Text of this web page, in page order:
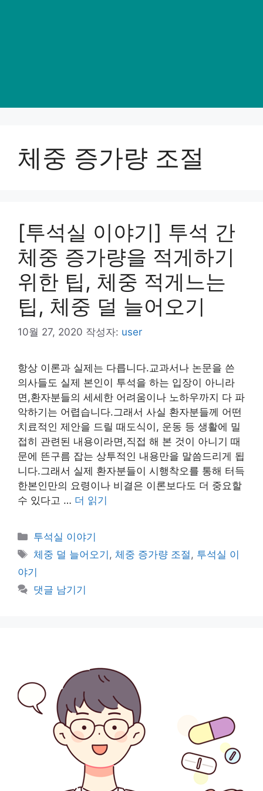
체중 증가량 조절
[투석실 이야기] 투석 간
체중 증가량을 적게하기
위한 팁, 체중 적게느는
팁, 체중 덜 늘어오기
10월 27, 2020 작성자: user
항상 이론과 실제는 다릅니다.교과서나 논문을 쓴
의사들도 실제 본인이 투석을 하는 입장이 아니라
면,환자분들의 세세한 어려움이나 노하우까지 다 파
악하기는 어렵습니다.그래서 사실 환자분들께 어떤
치료적인 제안을 드릴 때도식이, 운동 등 생활에 밀
접히 관련된 내용이라면,직접 해 본 것이 아니기 때
문에 뜬구름 잡는 상투적인 내용만을 말씀드리게 됩
니다.그래서 실제 환자분들이 시행착오를 통해 터득
한본인만의 요령이나 비결은 이론보다도 더 중요할
수 있다고 … 더 읽기
카
테
리
투석실 이야기
태
그
체중 덜 늘어오기 ,체중 증가량 조절 , 투석실 이
야기
댓글 남기기